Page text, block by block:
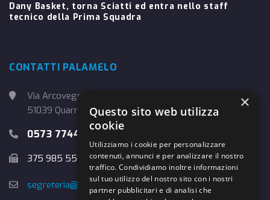
Dany Basket, torna Sciatti ed entra nello staff
tecnico della Prima Squadra
CONTATTI PALAMELO
Via Arcoveggio, 4
51039 Quarrata (PT)
0573 774457
375 985 5526
segreteria@danybasket.it
×
Questo sito web utilizza
cookie
Utilizziamo i cookie per personalizzare
contenuti, annunci e per analizzare il nostro
traffico. Condividiamo inoltre informazioni
sul tuo utilizzo del nostro sito con i nostri
partner pubblicitari e di analisi che